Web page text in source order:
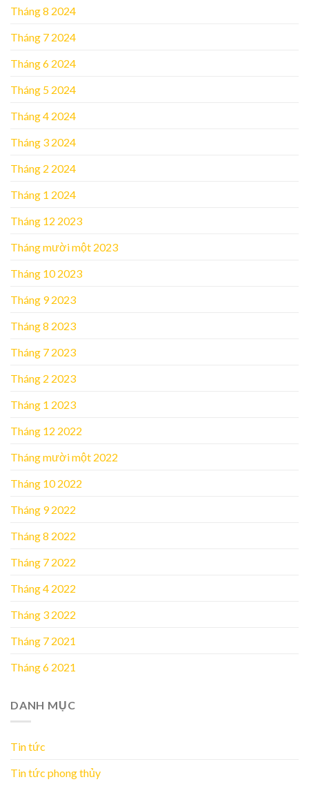
Tháng 8 2024
Tháng 7 2024
Tháng 6 2024
Tháng 5 2024
Tháng 4 2024
Tháng 3 2024
Tháng 2 2024
Tháng 1 2024
Tháng 12 2023
Tháng mười một 2023
Tháng 10 2023
Tháng 9 2023
Tháng 8 2023
Tháng 7 2023
Tháng 2 2023
Tháng 1 2023
Tháng 12 2022
Tháng mười một 2022
Tháng 10 2022
Tháng 9 2022
Tháng 8 2022
Tháng 7 2022
Tháng 4 2022
Tháng 3 2022
Tháng 7 2021
Tháng 6 2021
DANH MỤC
Tin tức
Tin tức phong thủy